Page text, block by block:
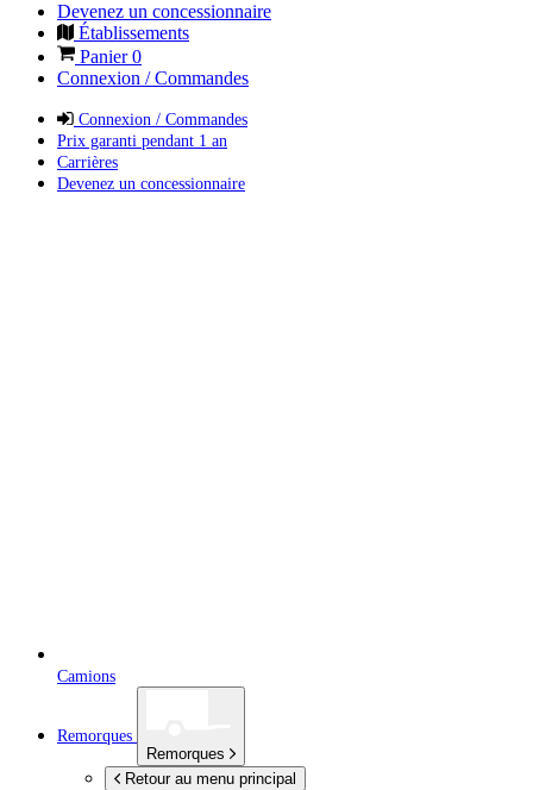
Devenez un concessionnaire
Établissements
Panier0
Connexion / Commandes
Connexion / Commandes
Prix garanti pendant 1 an
Carrières
Devenez un concessionnaire
Camions
Remorques
Remorques
Retour au menu principal